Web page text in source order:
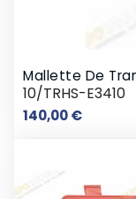
Mallette De
10/TRHS-E3410
140,00 €Prix